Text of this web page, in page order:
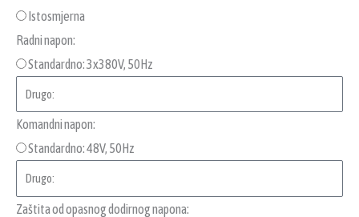
Istosmjerna
Radni napon:
Standardno: 3x380V, 50Hz
Komandni napon:
Standardno: 48V, 50Hz
Zaštita od opasnog dodirnog napona: